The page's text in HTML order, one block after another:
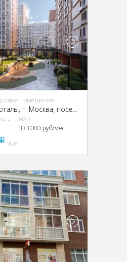
помещение
МАП
333 000 руб/мес
pуб
УСН